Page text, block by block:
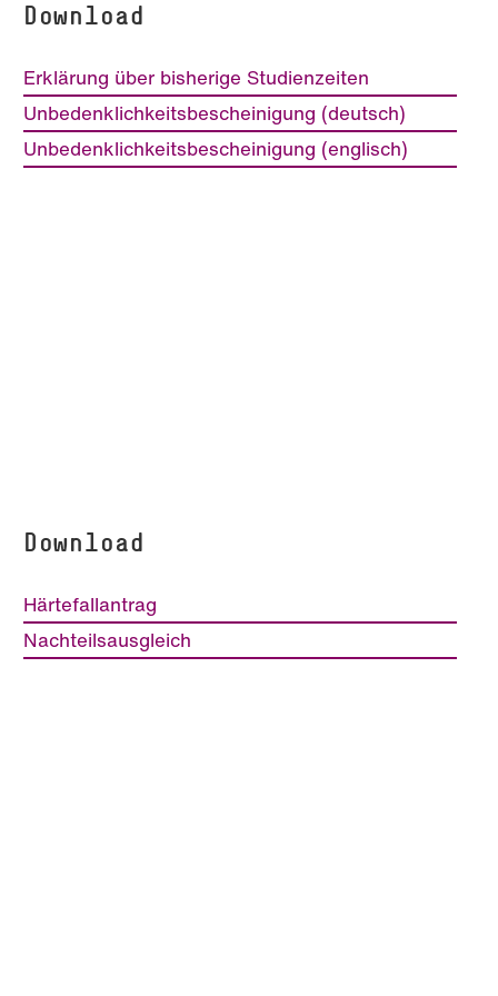
Download
Erklärung über bisherige Studienzeiten
Unbedenklichkeitsbescheinigung (deutsch)
Unbedenklichkeitsbescheinigung (englisch)
Download
Härtefallantrag
Nachteilsausgleich